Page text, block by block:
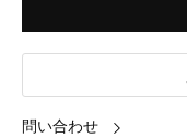
問い合わせ